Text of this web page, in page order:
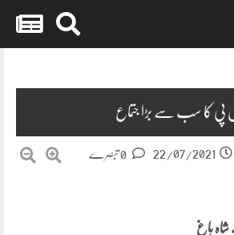
پی کا سب سے بڑا جتماع
22/07/2021
باغ